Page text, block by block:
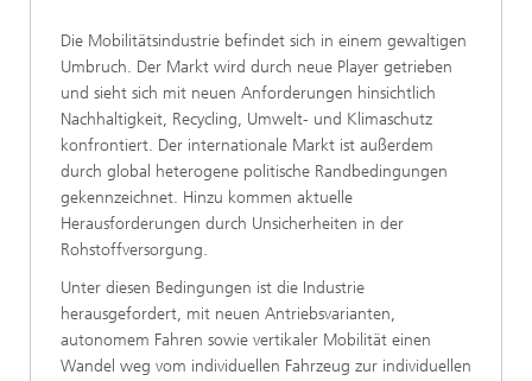
Die Mobilitätsindustrie befindet sich in einem gewaltigen
Umbruch. Der Markt wird durch neue Player getrieben
und sieht sich mit neuen Anforderungen hinsichtlich
Nachhaltigkeit, Recycling, Umwelt- und Klimaschutz
konfrontiert. Der internationale Markt ist außerdem
durch global heterogene politische Randbedingungen
gekennzeichnet. Hinzu kommen aktuelle
Herausforderungen durch Unsicherheiten in der
Rohstoffversorgung.
Unter diesen Bedingungen ist die Industrie
herausgefordert, mit neuen Antriebsvarianten,
autonomem Fahren sowie vertikaler Mobilität einen
Wandel weg vom individuellen Fahrzeug zur individuellen